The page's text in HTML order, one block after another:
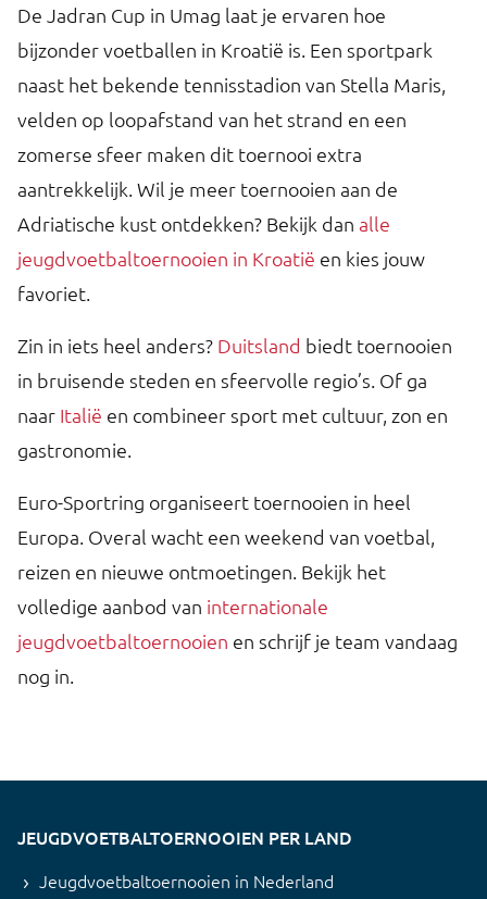
De Jadran Cup in Umag laat je ervaren hoe
bijzonder voetballen in Kroatië is. Een sportpark
naast het bekende tennisstadion van Stella Maris,
velden op loopafstand van het strand en een
zomerse sfeer maken dit toernooi extra
aantrekkelijk. Wil je meer toernooien aan de
Adriatische kust ontdekken? Bekijk dan alle
jeugdvoetbaltoernooien in Kroatië en kies jouw
favoriet.
Zin in iets heel anders? Duitsland biedt toernooien
in bruisende steden en sfeervolle regio’s. Of ga
naar Italië en combineer sport met cultuur, zon en
gastronomie.
Euro-Sportring organiseert toernooien in heel
Europa. Overal wacht een weekend van voetbal,
reizen en nieuwe ontmoetingen. Bekijk het
volledige aanbod van internationale
jeugdvoetbaltoernooien en schrijf je team vandaag
nog in.
JEUGDVOETBALTOERNOOIEN PER LAND
Jeugdvoetbaltoernooien in Nederland